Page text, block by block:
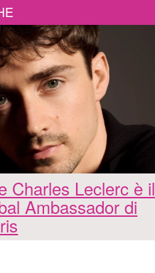
Charles Leclerc è il
Ambassador di